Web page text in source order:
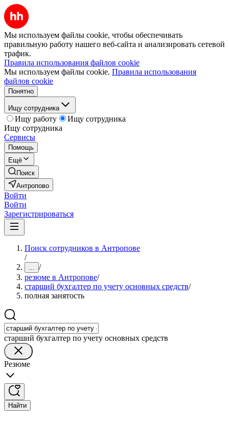
Мы используем файлы cookie, чтобы обеспечивать
правильную работу нашего веб-сайта и анализировать сетевой
трафик.
Правила использования файлов cookie
Мы используем файлы cookie. Правила использования
файлов cookie
Понятно
Ищу сотрудника
Ищу работу
Ищу сотрудника
Ищу сотрудника
Сервисы
Помощь
Ещё
Поиск
Антропово
Войти
Войти
Зарегистрироваться
Поиск сотрудников в Антропове
/
... /
резюме в Антропове/
старший бухгалтер по учету основных средств/
полная занятость
старший бухгалтер по учету основных средств
Резюме
Найти